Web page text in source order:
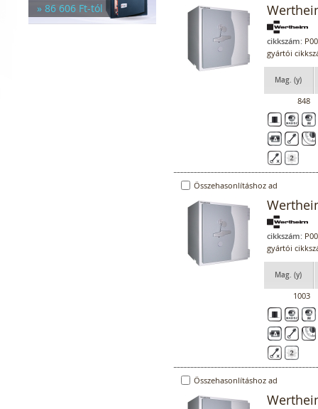
» 86 606 Ft-tól
cikkszám:
gyártói
Mag. (y)
848
Összehasonlításhoz ad
cikkszám:
gyártói
Mag. (y)
1003
Összehasonlításhoz ad